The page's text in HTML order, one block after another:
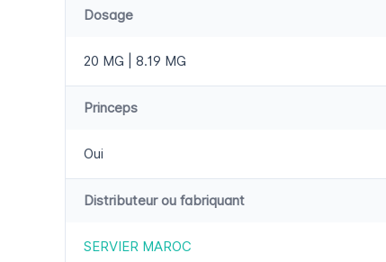
Dosage
20 MG | 8.19 MG
Princeps
Oui
Distributeur ou fabriquant
SERVIER MAROC